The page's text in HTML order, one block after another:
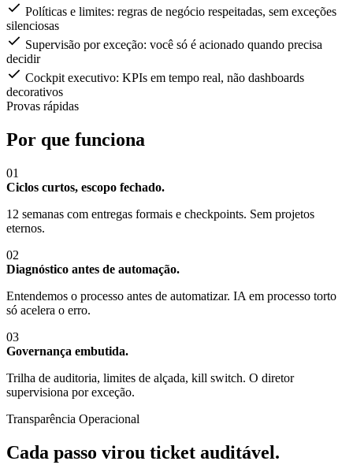
Políticas e limites: regras de negócio respeitadas, sem exceções
silenciosas
Supervisão por exceção: você só é acionado quando precisa
decidir
Cockpit executivo: KPIs em tempo real, não dashboards
decorativos
Provas rápidas
Por que funciona
01
Ciclos curtos, escopo fechado.
12 semanas com entregas formais e checkpoints. Sem projetos
eternos.
02
Diagnóstico antes de automação.
Entendemos o processo antes de automatizar. IA em processo torto
só acelera o erro.
03
Governança embutida.
Trilha de auditoria, limites de alçada, kill switch. O diretor
supervisiona por exceção.
Transparência Operacional
Cada passo virou ticket auditável.